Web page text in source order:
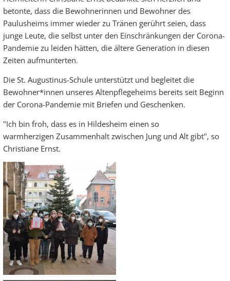
betonte, dass die Bewohnerinnen und Bewohner des
Paulusheims immer wieder zu Tränen gerührt seien, dass
junge Leute, die selbst unter den Einschränkungen der Corona-
Pandemie zu leiden hätten, die ältere Generation in diesen
Zeiten aufmunterten.
Die St. Augustinus-Schule unterstützt und begleitet die
Bewohner*innen unseres Altenpflegeheims bereits seit Beginn
der Corona-Pandemie mit Briefen und Geschenken.
"Ich bin froh, dass es in Hildesheim einen so
warmherzigen Zusammenhalt zwischen Jung und Alt gibt", so
Christiane Ernst.